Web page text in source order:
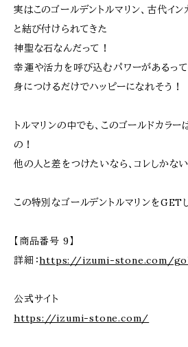
実はこのゴールデントルマリン、古代イ
と結び付けられてきた
神聖な石なんだって！
幸運や活力を呼び込むパワーがあるっ
身につけるだけでハッピーになれそう！
トルマリンの中でも、このゴールドカラ
の！
他の人と差をつけたいなら、コレしかない
この特別なゴールデントルマリンをGET
【商品番号 9】
詳細：https://izumi-stone.com/
公式サイト
https://izumi-stone.com/